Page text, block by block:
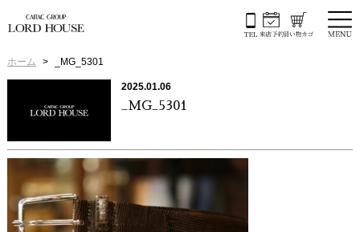
ホーム _MG_5301
2025.01.06
_MG_5301